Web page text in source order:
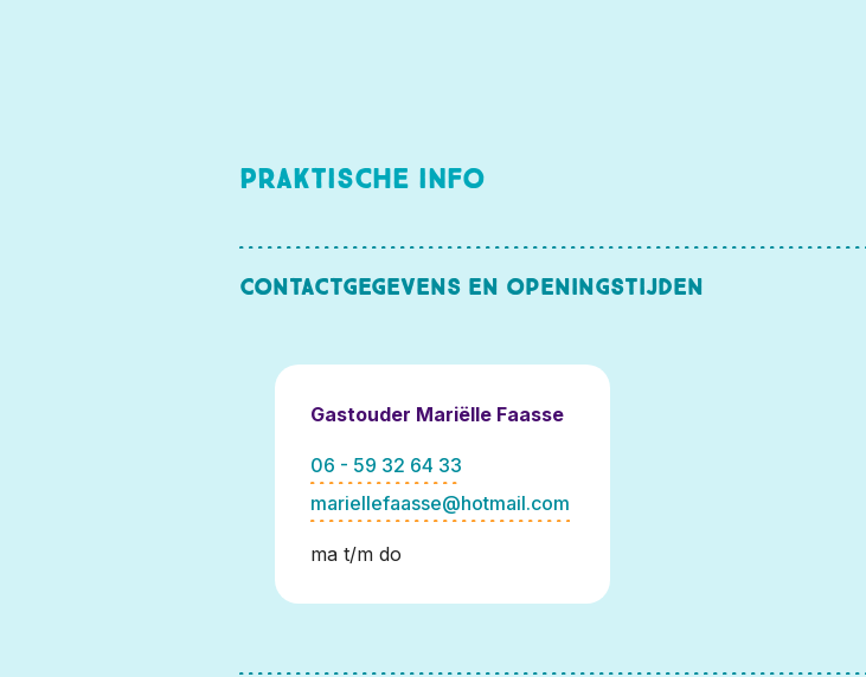
Praktische info
Contactgegevens en openingstijden
Gastouder Mariëlle Faasse
06 - 59 32 64 33
mariellefaasse@hotmail.com
ma t/m do